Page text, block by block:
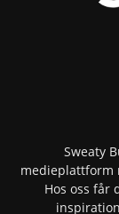
Sweaty
medieplattform
Hos oss får